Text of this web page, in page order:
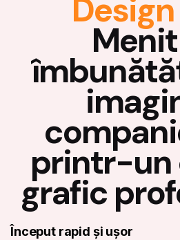
Design
printr-un
grafic
Început rapid și ușor